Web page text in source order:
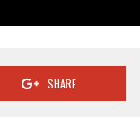
SHARE